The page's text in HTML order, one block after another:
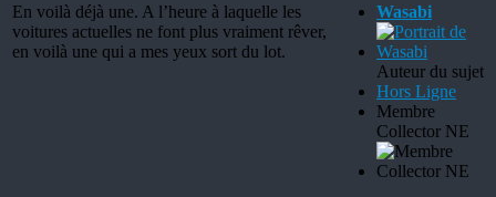
En voilà déjà une. A l’heure à laquelle les
voitures actuelles ne font plus vraiment rêver,
en voilà une qui a mes yeux sort du lot.
Wasabi
Auteur du sujet
Hors Ligne
Membre
Collector NE